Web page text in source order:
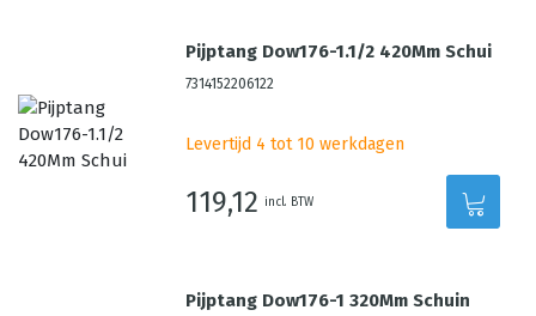
Pijptang Dow176-1.1/2 420Mm Schui
7314152206122
Levertijd 4 tot 10 werkdagen
119,12 incl. BTW
Pijptang Dow176-1 320Mm Schuin